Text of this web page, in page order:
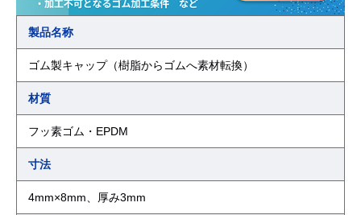
製品名称
ゴム製キャップ（樹脂からゴムへ素材転換）
材質
フッ素ゴム・EPDM
寸法
4mm×8mm、厚み3mm